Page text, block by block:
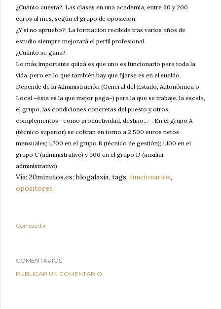
¿Cuánto cuesta?: Las clases en una academia, entre 60 y 200
euros al mes, según el grupo de oposición.
¿Y si no apruebo?: La formación recibida tras varios años de
estudio siempre mejorará el perfil profesional.
¿Cuánto se gana?
Lo más importante quizá es que uno es funcionario para toda la
vida, pero en lo que también hay que fijarse es en el sueldo.
Depende de la Administración (General del Estado, Autonómica o
Local –ésta es la que mejor paga–) para la que se trabaje, la escala,
el grupo, las condiciones concretas del puesto y otros
complementos –como productividad, destino...–. En el grupo A
(técnico superior) se cobran en torno a 2.500 euros netos
mensuales; 1.700 en el grupo B (técnico de gestión); 1.100 en el
grupo C (administrativo) y 900 en el grupo D (auxiliar
administrativo).
Vía: 20minutos.es; blogalaxia, tags: funcionarios,
opositores
Compartir
COMENTARIOS
PUBLICAR UN COMENTARIO